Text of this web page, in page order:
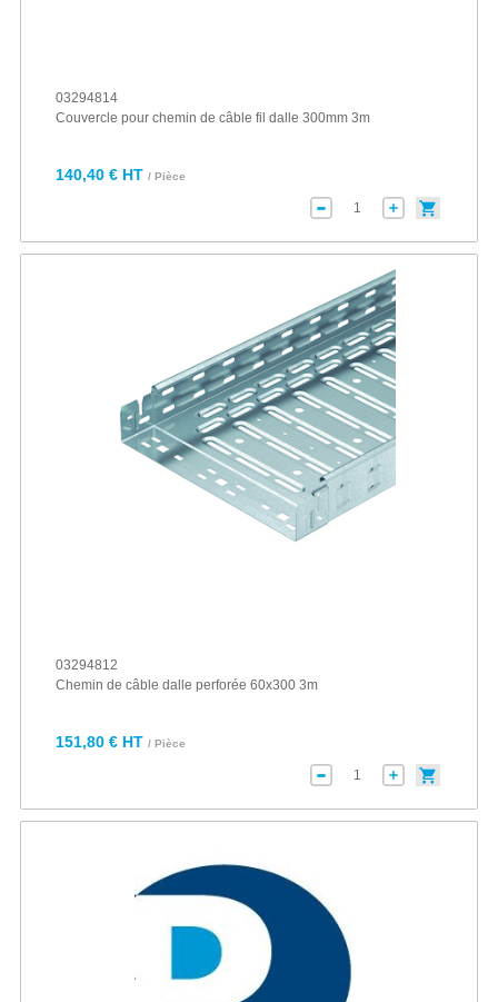
03294814
Couvercle pour chemin de câble fil dalle 300mm 3m
140,40 € HT / Pièce
03294812
Chemin de câble dalle perforée 60x300 3m
151,80 € HT / Pièce